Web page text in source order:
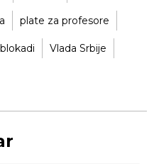
plate za profesore
Vlada Srbije